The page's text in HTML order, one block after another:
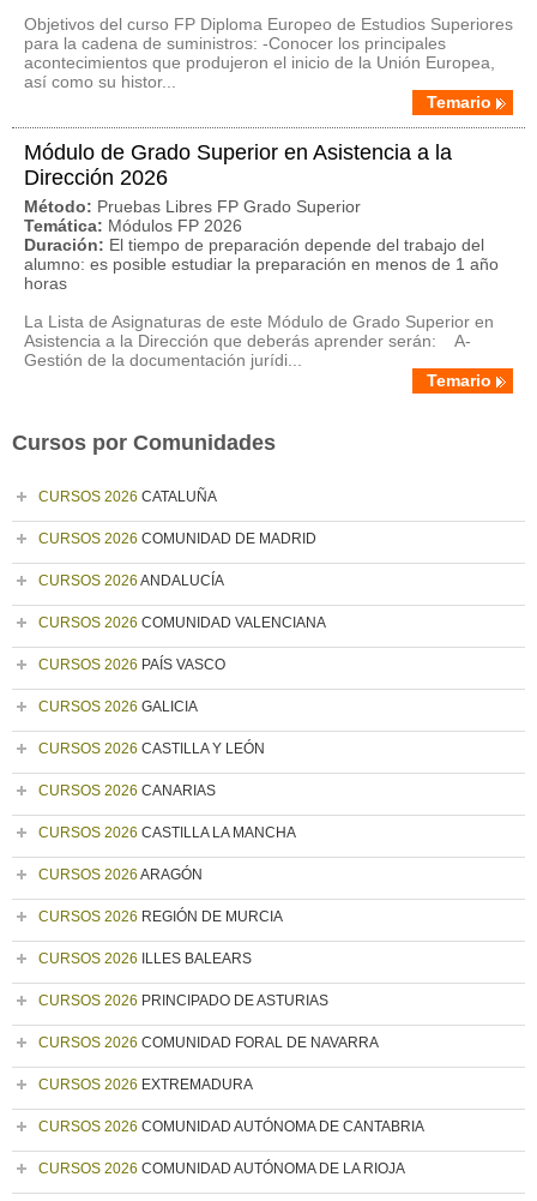
Objetivos del curso FP Diploma Europeo de Estudios Superiores
para la cadena de suministros: -Conocer los principales
acontecimientos que produjeron el inicio de la Unión Europea,
así como su histor...
Temario
Módulo de Grado Superior en Asistencia a la
Dirección 2026
Método: Pruebas Libres FP Grado Superior
Temática: Módulos FP 2026
Duración: El tiempo de preparación depende del trabajo del
alumno: es posible estudiar la preparación en menos de 1 año
horas
La Lista de Asignaturas de este Módulo de Grado Superior en
Asistencia a la Dirección que deberás aprender serán: A-
Gestión de la documentación jurídi...
Temario
Cursos por Comunidades
CURSOS 2026 CATALUÑA
CURSOS 2026 COMUNIDAD DE MADRID
CURSOS 2026 ANDALUCÍA
CURSOS 2026 COMUNIDAD VALENCIANA
CURSOS 2026 PAÍS VASCO
CURSOS 2026 GALICIA
CURSOS 2026 CASTILLA Y LEÓN
CURSOS 2026 CANARIAS
CURSOS 2026 CASTILLA LA MANCHA
CURSOS 2026 ARAGÓN
CURSOS 2026 REGIÓN DE MURCIA
CURSOS 2026 ILLES BALEARS
CURSOS 2026 PRINCIPADO DE ASTURIAS
CURSOS 2026 COMUNIDAD FORAL DE NAVARRA
CURSOS 2026 EXTREMADURA
CURSOS 2026 COMUNIDAD AUTÓNOMA DE CANTABRIA
CURSOS 2026 COMUNIDAD AUTÓNOMA DE LA RIOJA